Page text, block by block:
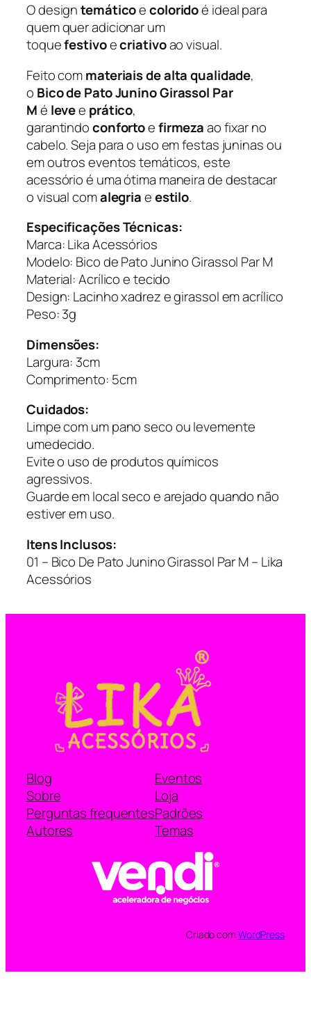
i
a
A
c
e
s
s
ó
r
i
o
s
u
n
O designtemáticoecoloridoé ideal para
quem quer adicionar um
toquefestivoecriativoao visual.
Feito commateriais de alta qualidade,
o Bico de Pato Junino Girassol Par
Mé levee prático,
garantindoconfortoefirmezaao fixar no
cabelo. Seja para o uso em festas juninas ou
em outros eventos temáticos, este
acessório é uma ótima maneira de destacar
o visual comalegriaeestilo.
Especificações Técnicas:
Marca: Lika Acessórios
Modelo: Bico de Pato Junino Girassol Par M
Material: Acrílico e tecido
Design: Lacinho xadrez e girassol em acrílico
Peso: 3g
Dimensões:
Largura: 3cm
Comprimento: 5cm
Cuidados:
Limpe com um pano seco ou levemente
umedecido.
Evite o uso de produtos químicos
agressivos.
Guarde em local seco e arejado quando não
estiver em uso.
Itens Inclusos:
01 – Bico De Pato Junino Girassol Par M – Lika
Acessórios
Blog
Sobre
Perguntas frequentes
Autores
Eventos
Loja
Padrões
Temas
Criado com WordPress